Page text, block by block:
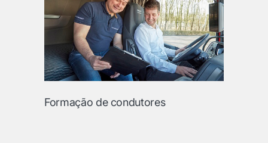
Formação de condutores